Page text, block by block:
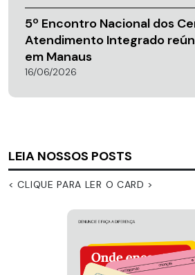
5º Encontro Nacional dos
Atendimento Integrado
em Manaus
16/06/2026
LEIA NOSSOS POSTS
< CLIQUE PARA LER O CARD >